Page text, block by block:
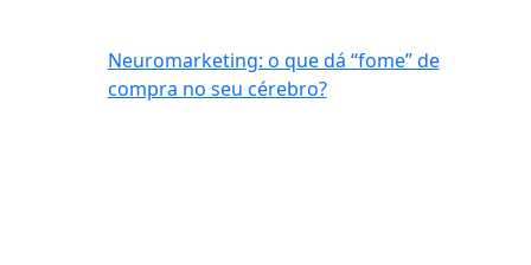
Neuromarketing: o que dá “fome” de
compra no seu cérebro?